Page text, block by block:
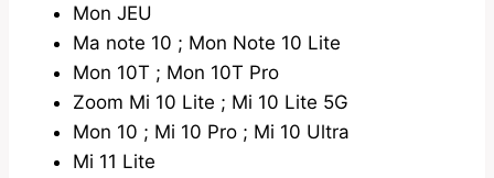
Mon JEU
Ma note 10 ; Mon Note 10 Lite
Mon 10T ; Mon 10T Pro
Zoom Mi 10 Lite ; Mi 10 Lite 5G
Mon 10 ; Mi 10 Pro ; Mi 10 Ultra
Mi 11 Lite